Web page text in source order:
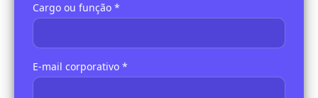
Cargo ou função *
E-mail corporativo *